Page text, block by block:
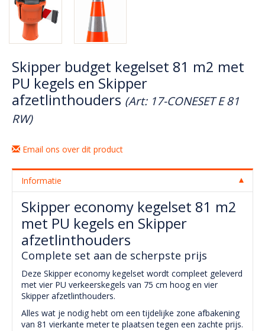
Skipper budget kegelset 81 m2 met
PU kegels en Skipper
afzetlinthouders (Art: 17-CONESET E 81
RW)
Email ons over dit product
Informatie
Skipper economy kegelset 81 m2
met PU kegels en Skipper
afzetlinthouders
Complete set aan de scherpste prijs
Deze Skipper economy kegelset wordt compleet geleverd
met vier PU verkeerskegels van 75 cm hoog en vier
Skipper afzetlinthouders.
Alles wat je nodig hebt om een tijdelijke zone afbakening
van 81 vierkante meter te plaatsen tegen een zachte prijs.